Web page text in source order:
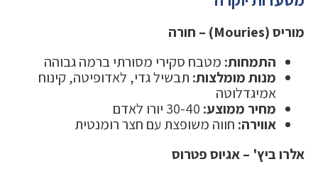
מוריס (Mouries) – חורה
התמחות: מטבח סקירי מסורתי ברמה גבוהה
מנות מומלצות: תבשיל גדי, לאדופיטה, קינוח
אמיגדלוטה
מחיר ממוצע:
אווירה: חווה משופצת עם חצר רומנטית
אלרו ביץ' – אגיוס פטרוס